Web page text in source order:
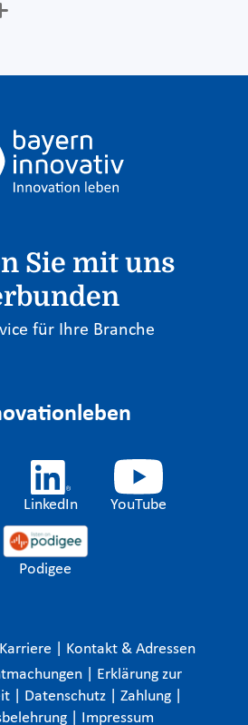
Sie mit uns
für Ihre Branche
LinkedIn YouTube
Podigee
Kontakt & Adressen
Erklärung zur
Datenschutz Zahlung
Impressum